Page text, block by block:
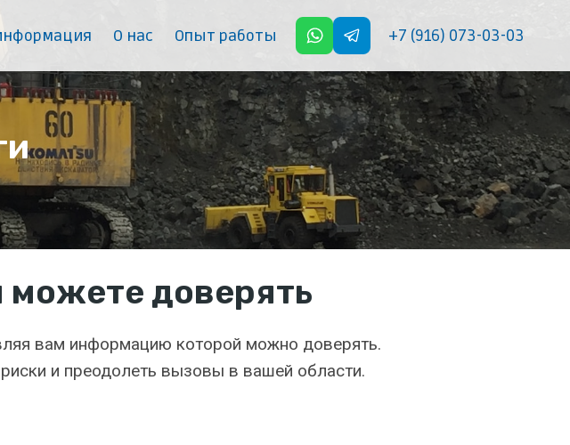
О нас Опыт работы +7 (916) 073-03-03
доверять
вам информацию которой можно доверять.
и преодолеть вызовы в вашей области.